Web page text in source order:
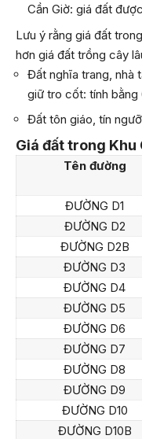
Cần Giờ: giá đất
Lưu ý rằng giá đất
hơn giá đất trồng cây
Đất nghĩa trang, nhà
giữ tro cốt: tính
Đất tôn giáo, tín
Giá đất trong Khu
Tên đường
ĐƯỜNG D1
ĐƯỜNG D2
ĐƯỜNG D2B
ĐƯỜNG D3
ĐƯỜNG D4
ĐƯỜNG D5
ĐƯỜNG D6
ĐƯỜNG D7
ĐƯỜNG D8
ĐƯỜNG D9
ĐƯỜNG D10
ĐƯỜNG D10B